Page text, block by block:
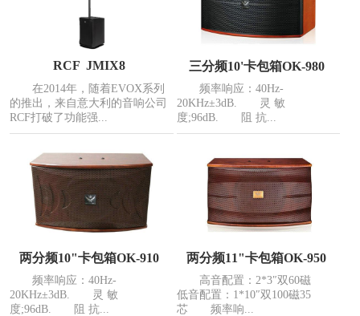
RCF JMIX8
在2014年，随着EVOX系列
的推出，来自意大利的音响公司
RCF打破了功能强...
三分频10'卡包箱OK-980
频率响应：40Hz-
20KHz±3dB. 灵 敏
度;96dB. 阻 抗...
两分频10"卡包箱OK-910
频率响应：40Hz-
20KHz±3dB. 灵 敏
度;96dB. 阻 抗...
两分频11"卡包箱OK-950
高音配置：2*3″双60磁
低音配置：1*10″双100磁35
芯 频率响...